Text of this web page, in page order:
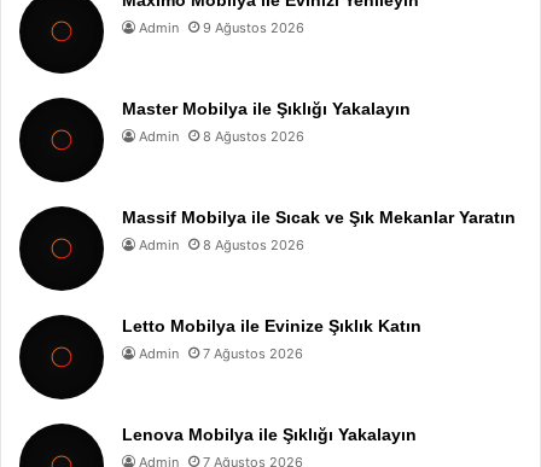
Admin 9 Ağustos 2026
Master Mobilya ile Şıklığı Yakalayın
Admin 8 Ağustos 2026
Massif Mobilya ile Sıcak ve Şık Mekanlar Yaratın
Admin 8 Ağustos 2026
Letto Mobilya ile Evinize Şıklık Katın
Admin 7 Ağustos 2026
Lenova Mobilya ile Şıklığı Yakalayın
Admin 7 Ağustos 2026